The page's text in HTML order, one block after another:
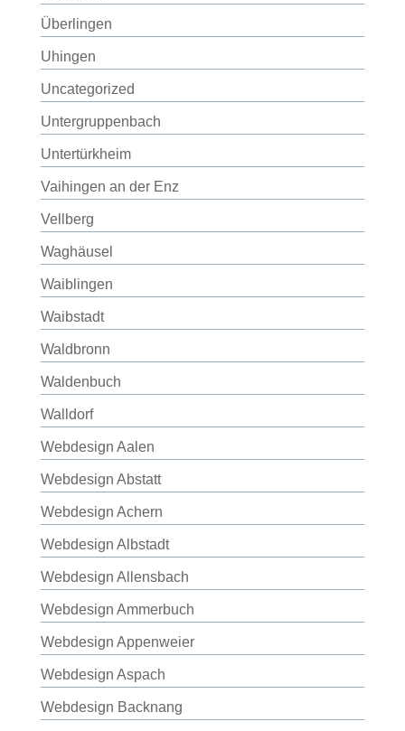
Überlingen
Uhingen
Uncategorized
Untergruppenbach
Untertürkheim
Vaihingen an der Enz
Vellberg
Waghäusel
Waiblingen
Waibstadt
Waldbronn
Waldenbuch
Walldorf
Webdesign Aalen
Webdesign Abstatt
Webdesign Achern
Webdesign Albstadt
Webdesign Allensbach
Webdesign Ammerbuch
Webdesign Appenweier
Webdesign Aspach
Webdesign Backnang